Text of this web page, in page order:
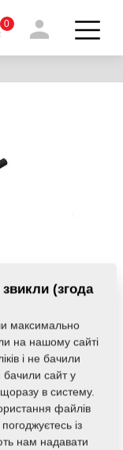
0
(згода
максимально
на нашому сайті
і не бачили
сайт у
в систему.
файлів
із
нам надавати